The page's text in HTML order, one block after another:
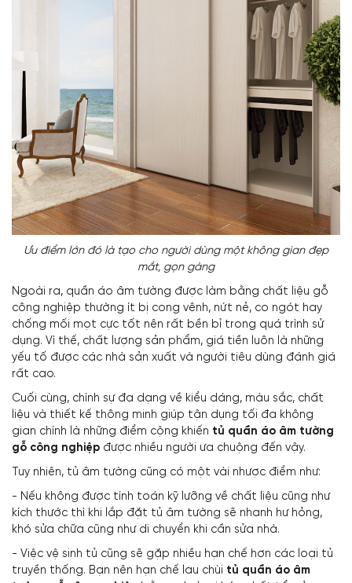
Ưu điểm lớn đó là tạo cho người dùng một không gian đẹp
mắt, gọn gàng
Ngoài ra, quần áo âm tường được làm bằng chất liệu gỗ
công nghiệp thường ít bị cong vênh, nứt nẻ, co ngót hay
chống mối mọt cực tốt nên rất bền bỉ trong quá trình sử
dụng. Vì thế, chất lượng sản phẩm, giá tiền luôn là những
yếu tố được các nhà sản xuất và người tiêu dùng đánh giá
rất cao.
Cuối cùng, chính sự đa dạng về kiểu dáng, màu sắc, chất
liệu và thiết kế thông minh giúp tận dụng tối đa không
gian chính là những điểm cộng khiến tủ quần áo âm tường
gỗ công nghiệp được nhiều người ưa chuộng đến vậy.
Tuy nhiên, tủ âm tường cũng có một vài nhược điểm như:
- Nếu không được tính toán kỹ lưỡng về chất liệu cũng như
kích thước thì khi lắp đặt tủ âm tường sẽ nhanh hư hỏng,
khó sửa chữa cũng như di chuyển khi cần sửa nhà.
- Việc vệ sinh tủ cũng sẽ gặp nhiều hạn chế hơn các loại tủ
truyền thống. Bạn nên hạn chế lau chùi tủ quần áo âm